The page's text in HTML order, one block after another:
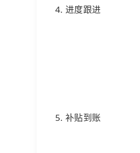
4. 进度跟进
5. 补贴到账